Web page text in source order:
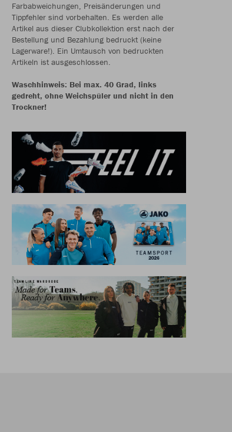
Farbabweichungen, Preisänderungen und
Tippfehler sind vorbehalten. Es werden alle
Artikel aus dieser Clubkollektion erst nach der
Bestellung und Bezahlung bedruckt (keine
Lagerware!). Ein Umtausch von bedruckten
Artikeln ist ausgeschlossen.
Waschhinweis: Bei max. 40 Grad, links
gedreht, ohne Weichspüler und nicht in den
Trockner!